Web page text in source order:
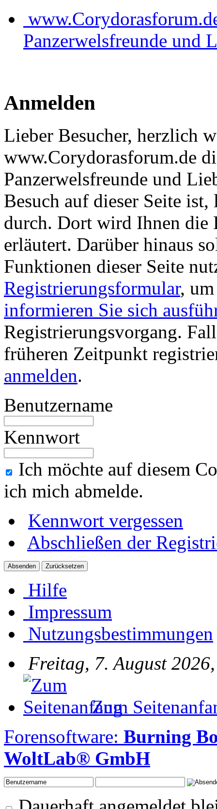
Panzerwelsfreunde und
Anmelden
Lieber Besucher, herzlich
www.Corydorasforum.de
Panzerwelsfreunde und
Besuch auf dieser Seite
durch. Dort wird Ihnen die
erläutert. Darüber hinaus
Funktionen dieser Seite
Registrierungsformular,
informieren Sie sich
Registrierungsvorgang.
früheren Zeitpunkt
anmelden.
Benutzername
Kennwort
Ich möchte auf diesem
ich mich abmelde.
Kennwort vergessen
Abschließen der
Hilfe
Impressum
Nutzungsbestimmungen
Freitag, 7. August
Zum
Forensoftware: Burning
WoltLab® GmbH